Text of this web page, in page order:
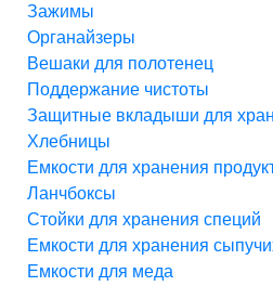
Зажимы
Органайзеры
Вешаки для полотенец
Поддержание чистоты
Защитные вкладыши для
Хлебницы
Емкости для хранения
Ланчбоксы
Стойки для хранения специй
Емкости для хранения
Емкости для меда